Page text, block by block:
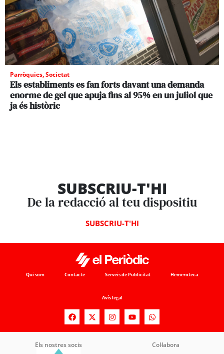
Parròquies,Societat
Els establiments es fan forts davant una demanda
enorme de gel que apuja fins al 95% en un juliol que
ja és històric
SUBSCRIU-T'HI
De la redacció al teu dispositiu
SUBSCRIU-T'HI
Qui som Contacte Serveis de Publicitat Hemeroteca
Avís legal
Els nostres socis Col·labora